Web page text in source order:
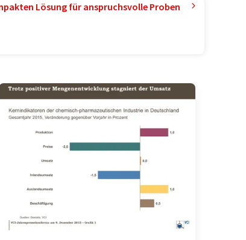
Lösung für anspruchsvolle Proben